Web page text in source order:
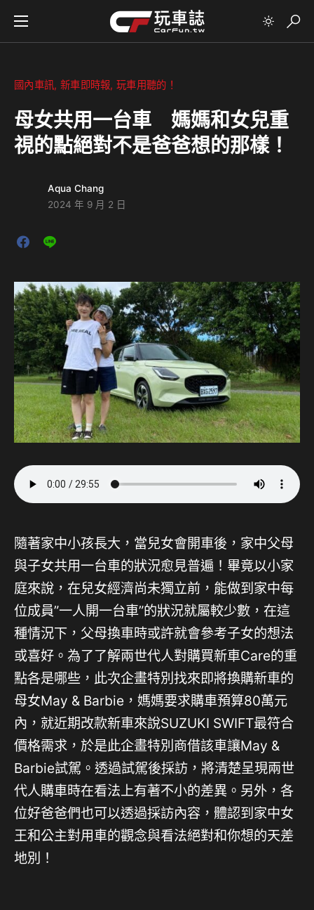
國內車訊 新車即時報 玩車用聽的！
母女共用一台車 媽媽和女兒重
視的點絕對不是爸爸想的那樣！
Aqua Chang
2024 年 9 月 2 日
隨著家中小孩長大，當兒女會開車後，家中父母
與子女共用一台車的狀況愈見普遍！畢竟以小家
庭來說，在兒女經濟尚未獨立前，能做到家中每
位成員”一人開一台車”的狀況就屬較少數，在這
種情況下，父母換車時或許就會參考子女的想法
或喜好。為了了解兩世代人對購買新車Care的重
點各是哪些，此次企畫特別找來即將換購新車的
母女May & Barbie，媽媽要求購車預算80萬元
內，就近期改款新車來說SUZUKI SWIFT最符合
價格需求，於是此企畫特別商借該車讓May &
Barbie試駕。透過試駕後採訪，將清楚呈現兩世
代人購車時在看法上有著不小的差異。另外，各
位好爸爸們也可以透過採訪內容，體認到家中女
王和公主對用車的觀念與看法絕對和你想的天差
地別！